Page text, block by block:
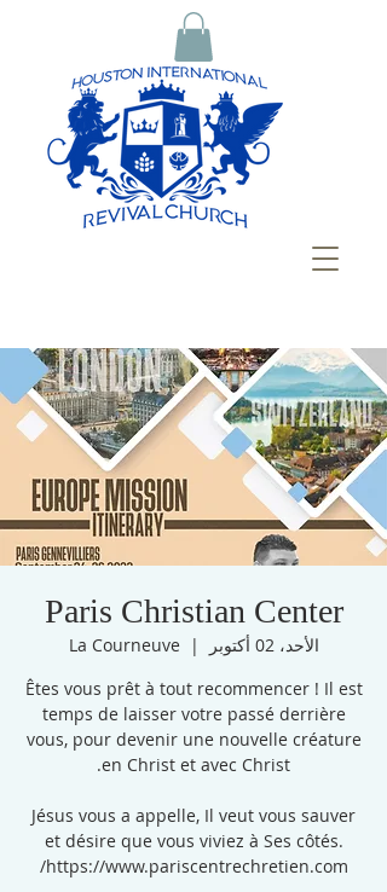
Paris Christian Center
الأحد، 02 أكتوبر
  |
La Courneuve
Êtes vous prêt à tout recommencer ! Il est
temps de laisser votre passé derrière
vous, pour devenir une nouvelle créature
Jésus vous a appelle, Il veut vous sauver
et désire que vous viviez à Ses côtés.
https://www.pariscentrechretien.com/